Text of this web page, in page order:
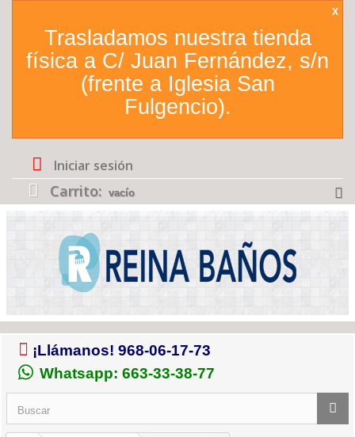
Trasladamos nuestra tienda
física a C/ Juan Fernández, s/n
(frente a Iglesia San
Fulgencio).
X
Iniciar sesión
Carrito: vacío
¡Llámanos! 968-06-17-73
Whatsapp: 663-33-38-77